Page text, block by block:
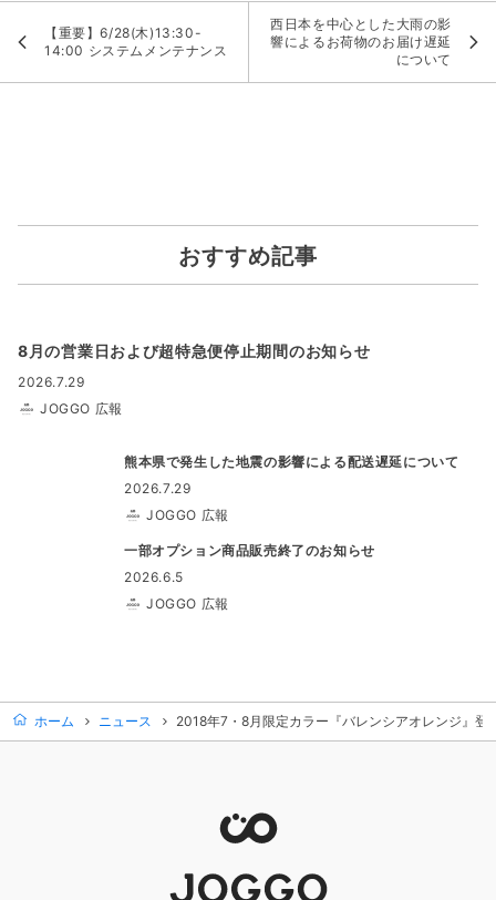
【重要】6/28(木)13:30-
14:00 システムメンテナンス
西日本を中心とした大雨の影
響によるお荷物のお届け遅延
について
おすすめ記事
8月の営業日および超特急便停止期間のお知らせ
2026.7.29
JOGGO 広報
熊本県で発生した地震の影響による配送遅延について
2026.7.29
JOGGO 広報
一部オプション商品販売終了のお知らせ
2026.6.5
JOGGO 広報
ホーム ニュース 2018年7・8月限定カラー『バレンシアオレンジ』登